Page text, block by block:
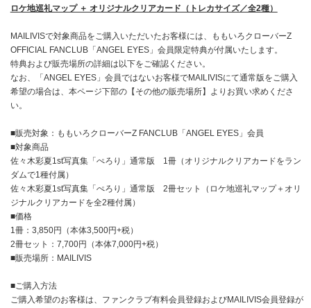
ロケ地巡礼マップ ＋ オリジナルクリアカード（トレカサイズ／全2種）
MAILIVISで対象商品をご購入いただいたお客様には、ももいろクローバーZ
OFFICIAL FANCLUB「ANGEL EYES」会員限定特典が付属いたします。
特典および販売場所の詳細は以下をご確認ください。
なお、「ANGEL EYES」会員ではないお客様でMAILIVISにて通常版をご購入
希望の場合は、本ページ下部の【その他の販売場所】よりお買い求めくださ
い。
■販売対象：ももいろクローバーZ FANCLUB「ANGEL EYES」会員
■対象商品
佐々木彩夏1st写真集「ぺろり」通常版 1冊（オリジナルクリアカードをラン
ダムで1種付属）
佐々木彩夏1st写真集「ぺろり」通常版 2冊セット（ロケ地巡礼マップ＋オリ
ジナルクリアカードを全2種付属）
■価格
1冊：3,850円（本体3,500円+税）
2冊セット：7,700円（本体7,000円+税）
■販売場所：MAILIVIS
■ご購入方法
ご購入希望のお客様は、ファンクラブ有料会員登録およびMAILIVIS会員登録が